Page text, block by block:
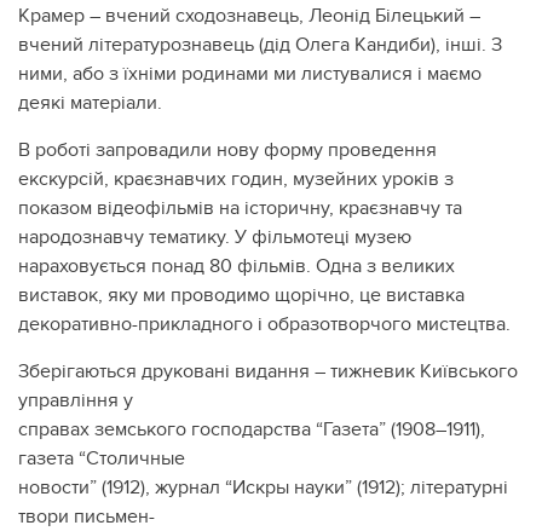
Крамер – вчений сходознавець, Леонід Білецький –
вчений літературознавець (дід Олега Кандиби), інші. З
ними, або з їхніми родинами ми листувалися і маємо
деякі матеріали.
В роботі запровадили нову форму проведення
екскурсій, краєзнавчих годин, музейних уроків з
показом відеофільмів на історичну, краєзнавчу та
народознавчу тематику. У фільмотеці музею
нараховується понад 80 фільмів. Одна з великих
виставок, яку ми проводимо щорічно, це виставка
декоративно-прикладного і образотворчого мистецтва.
Зберігаються друковані видання – тижневик Київського
управління у
справах земського господарства “Газета” (1908–1911),
газета “Столичные
новости” (1912), журнал “Искры науки” (1912); літературні
твори письмен-